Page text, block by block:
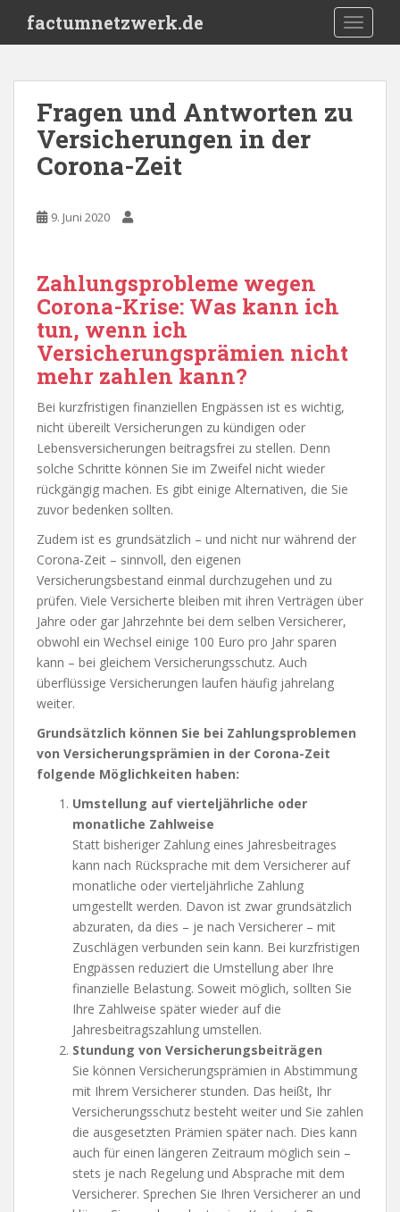
i
factumnetzwerk.de
Fragen und Antworten zu
Versicherungen in der
Corona-Zeit
9. Juni 2020
Zahlungsprobleme wegen
Corona-Krise: Was kann ich
tun, wenn ich
Versicherungsprämien nicht
mehr zahlen kann?
Bei kurzfristigen finanziellen Engpässen ist es wichtig,
nicht übereilt Versicherungen zu kündigen oder
Lebensversicherungen beitragsfrei zu stellen. Denn
solche Schritte können Sie im Zweifel nicht wieder
rückgängig machen. Es gibt einige Alternativen, die Sie
zuvor bedenken sollten.
Zudem ist es grundsätzlich – und nicht nur während der
Corona-Zeit – sinnvoll, den eigenen
Versicherungsbestand einmal durchzugehen und zu
prüfen. Viele Versicherte bleiben mit ihren Verträgen über
Jahre oder gar Jahrzehnte bei dem selben Versicherer,
obwohl ein Wechsel einige 100 Euro pro Jahr sparen
kann – bei gleichem Versicherungsschutz. Auch
überflüssige Versicherungen laufen häufig jahrelang
weiter.
Grundsätzlich können Sie bei Zahlungsproblemen
von Versicherungsprämien in der Corona-Zeit
folgende Möglichkeiten haben:
Umstellung auf vierteljährliche oder
monatliche Zahlweise
Statt bisheriger Zahlung eines Jahresbeitrages
kann nach Rücksprache mit dem Versicherer auf
monatliche oder vierteljährliche Zahlung
umgestellt werden. Davon ist zwar grundsätzlich
abzuraten, da dies – je nach Versicherer – mit
Zuschlägen verbunden sein kann. Bei kurzfristigen
Engpässen reduziert die Umstellung aber Ihre
finanzielle Belastung. Soweit möglich, sollten Sie
Ihre Zahlweise später wieder auf die
Jahresbeitragszahlung umstellen.
Stundung von Versicherungsbeiträgen
Sie können Versicherungsprämien in Abstimmung
mit Ihrem Versicherer stunden. Das heißt, Ihr
Versicherungsschutz besteht weiter und Sie zahlen
die ausgesetzten Prämien später nach. Dies kann
auch für einen längeren Zeitraum möglich sein –
stets je nach Regelung und Absprache mit dem
Versicherer. Sprechen Sie Ihren Versicherer an und